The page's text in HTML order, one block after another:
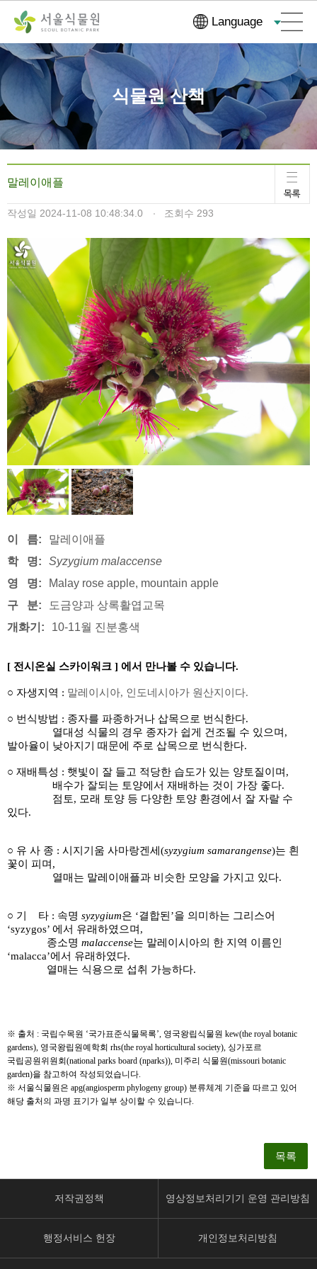
츠
로
가
기
본문으로
바로가기
Language
식물원 산책
말레이애플
작성일 2024-11-08 10:48:34.0 조회수 293
이 름:
말레이애플
학 명:
Syzygium malaccense
영 명:
Malay rose apple, mountain apple
구 분:
도금양과 상록활엽교목
개화기:
10-11월 진분홍색
[ 전시온실 스카이워크 ] 에서 만나볼 수 있습니다.
○ 자생지역 : 말레이시아, 인도네시아가 원산지이다.
○ 번식방법 : 종자를 파종하거나 삽목으로 번식한다.
열대성 식물의 경우 종자가 쉽게 건조될 수 있으며 ,
발아율이 낮아지기 때문에 주로 삽목으로 번식한다.
○ 재배특성 : 햇빛이 잘 들고 적당한 습도가 있는 양토질이며,
배수가 잘되는 토양에서 재배하는 것이 가장 좋다.
점토, 모래 토양 등 다양한 토양 환경에서 잘 자랄 수
있다.
○ 유 사 종 : 시지기움 사마랑겐세 (syzygium samarangense)는 흰
꽃이 피며,
열매는 말레이애플과 비슷한 모양을 가지고 있다.
○ 기 타 : 속명 syzygium은 ‘결합된’을 의미하는 그리스어
‘syzygos’ 에서 유래하였으며 ,
종소명 malaccense는 말레이시아의 한 지역 이름인
‘malacca’에서 유래하였다.
열매는 식용으로 섭취 가능하다.
※ 출처 : 국립수목원 ‘국가표준식물목록’, 영국왕립식물원 kew(the royal botanic
gardens), 영국왕립원예학회 rhs(the royal horticultural society), 싱가포르
국립공원위원회 (national parks board (nparks)), 미주리 식물원(missouri botanic
garden)을 참고하여 작성되었습니다.
※ 서울식물원은 apg(angiosperm phylogeny group) 분류체계 기준을 따르고 있어
해당 출처의 과명 표기가 일부 상이할 수 있습니다.
목록
저작권정책 영상정보처리기기 운영 관리방침
행정서비스 헌장 개인정보처리방침